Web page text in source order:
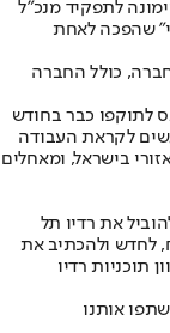
שנים בתחנה וימונה לתפקיד מנכ"ל
שהפכה לאחת
כולל החברה
לתוקפו כבר בחודש
לקראת העבודה
בישראל, ומאחלים
את רדיו תל
לחדש ולהכתיב את
תוכניות רדיו
אותנו